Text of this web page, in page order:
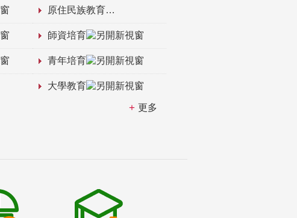
原住民族教育
師資培育
青年培育
大學教育
更多